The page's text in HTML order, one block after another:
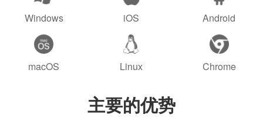
Windows iOS Android
macOS Linux Chrome
主要的优势